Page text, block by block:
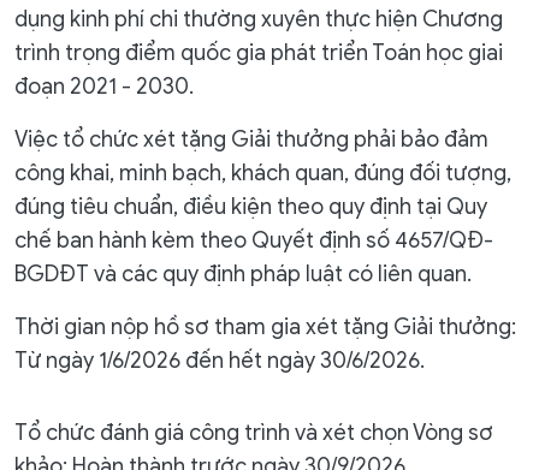
dụng kinh phí chi thường xuyên thực hiện Chương
trình trọng điểm quốc gia phát triển Toán học giai
đoạn 2021 - 2030.
Việc tổ chức xét tặng Giải thưởng phải bảo đảm
công khai, minh bạch, khách quan, đúng đối tượng,
đúng tiêu chuẩn, điều kiện theo quy định tại Quy
chế ban hành kèm theo Quyết định số 4657/QĐ-
BGDĐT và các quy định pháp luật có liên quan.
Thời gian nộp hồ sơ tham gia xét tặng Giải thưởng:
Từ ngày 1/6/2026 đến hết ngày 30/6/2026.
Tổ chức đánh giá công trình và xét chọn Vòng sơ